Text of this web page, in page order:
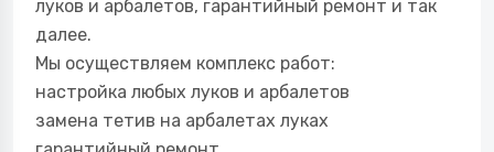
луков и арбалетов, гарантийный ремонт и так
далее.
Мы осуществляем комплекс работ:
настройка любых луков и арбалетов
замена тетив на арбалетах луках